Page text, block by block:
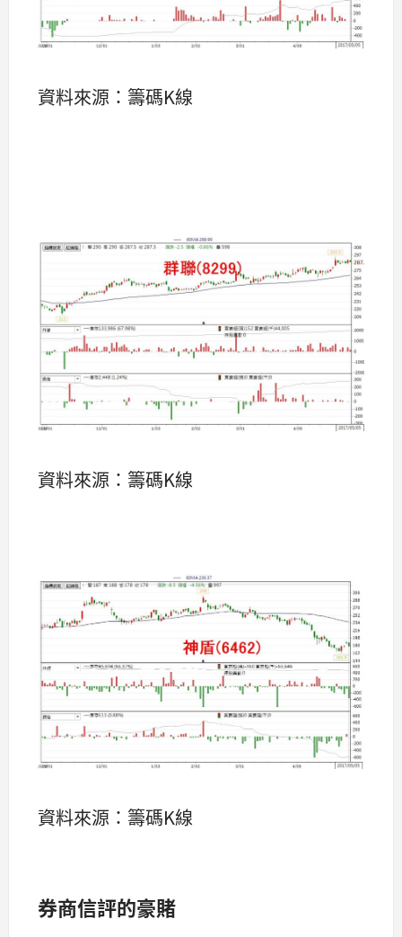
資料來源：籌碼K線
資料來源：籌碼K線
資料來源：籌碼K線
券商信評的豪賭